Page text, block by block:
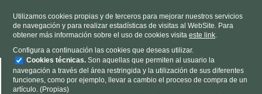
HORARIOL-V 9h a 19h S 9h a 13h
Dónde estamos |Contacto| Nosotros
Utilizamos cookies propias y de terceros para mejorar nuestros servicios
de navegación y para realizar estadísticas de visitas al WebSite. Para
obtener más información sobre el uso de cookies visita este link.
Configura a continuación las cookies que deseas utilizar.
Cookies técnicas. Son aquellas que permiten al usuario la
navegación a través del área restringida y la utilización de sus diferentes
funciones, como por ejemplo, llevar a cambio el proceso de compra de un
artículo. (Propias)